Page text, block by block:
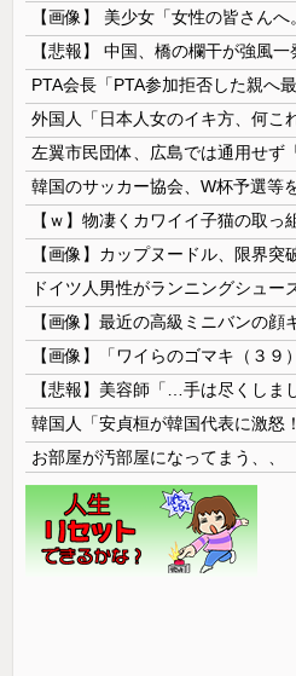
【ｗ】物凄くカワイイ子猫の取っ
【画像】カップヌードル、限界突
【画像】最近の高級ミニバンの顔
【画像】「ワイらのゴマキ（３９
【悲報】美容師「…手は尽くし
お部屋が汚部屋になってまう、、